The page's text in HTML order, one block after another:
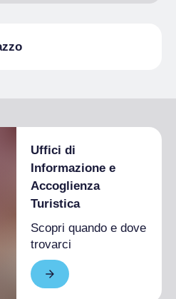
Uffici di
Informazione e
Accoglienza
Turistica
Scopri quando e dove
trovarci